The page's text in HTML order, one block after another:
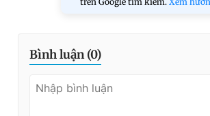
Bình luận (0)